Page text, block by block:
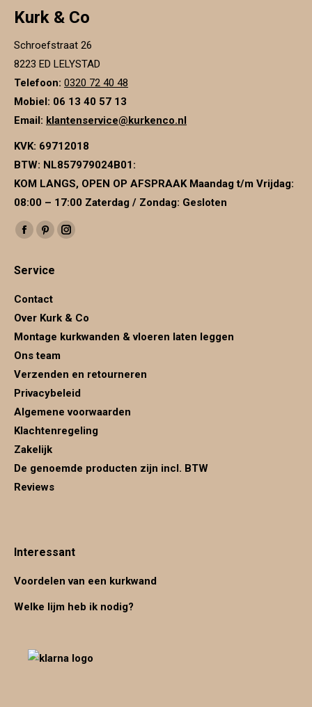
Kurk & Co
Schroefstraat 26
8223 ED LELYSTAD
Telefoon: 0320 72 40 48
Mobiel: 06 13 40 57 13
Email: klantenservice@kurkenco.nl
KVK: 69712018
BTW: NL857979024B01 :
KOM LANGS, OPEN OP AFSPRAAK Maandag t/m Vrijdag:
08:00 – 17:00 Zaterdag / Zondag: Gesloten
Vind ons op:
Facebook
opens
Pinterest
opens
Instagram
Service
Contact
Over Kurk & Co
Montage kurkwanden & vloeren laten leggen
Ons team
Verzenden en retourneren
Privacybeleid
Algemene voorwaarden
Klachtenregeling
Zakelijk
De genoemde producten zijn incl. BTW
Reviews
Interessant
Voordelen van een kurkwand
Welke lijm heb ik nodig?